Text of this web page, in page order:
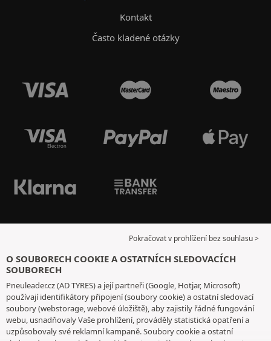
Kontakt
Často kladené otázky
Pokračovat v prohlížení bez souhlasu >
O SOUBORECH COOKIE A OSTATNÍCH SLEDOVACÍCH
SOUBORECH
Pneuleader.cz (AD TYRES) a její partneři (Google, Hotjar, Microsoft)
používají identifikátory připojení (soubory cookie) a ostatní sledovací
soubory (webstorage, webové úložiště), aby zajistily řádné fungování
webu, usnadňovaly Vaše prohlížení, prováděly statistická opatření a
uzpůsobovaly své reklamní kampaně. Soubory cookie a ostatní